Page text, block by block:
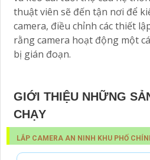
thuật viên sẽ đến tận nơi để
camera, điều chỉnh các thiết
rằng camera hoạt động một
bị gián đoạn.
GIỚI THIỆU NHỮNG
CHẠY
LẮP CAMERA AN NINH KHU PHỐ